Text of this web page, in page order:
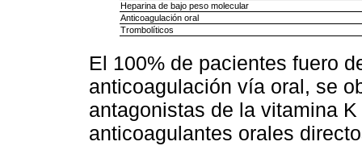
Heparina de bajo peso molecular
Anticoagulación oral
Trombolíticos
El 100% de pacientes fuero
anticoagulación vía oral, se
antagonistas de la vitamina
anticoagulantes orales